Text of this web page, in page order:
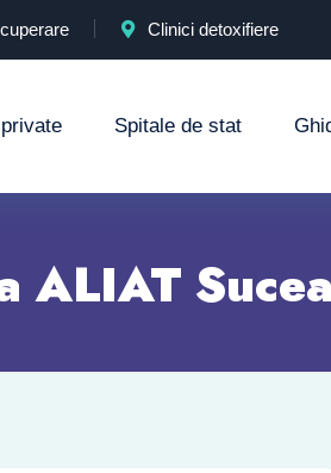
Clinici detoxifiere
Spitale de stat
ALIAT